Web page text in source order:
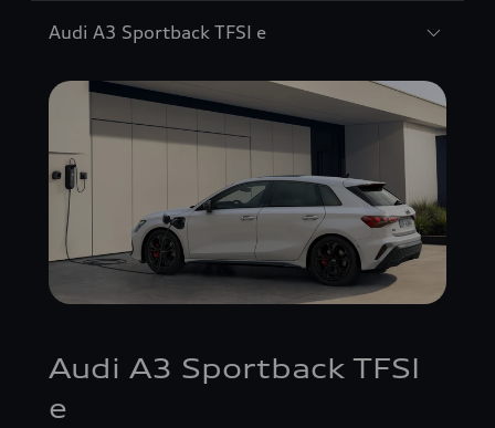
Audi A3 Sportback TFSI e
Audi A3 Sportback TFSI
e